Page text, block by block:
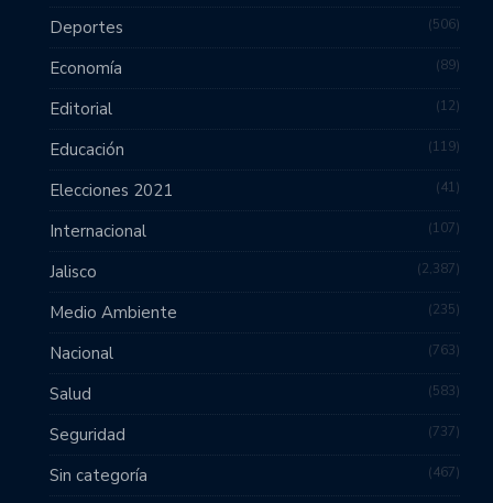
Deportes 506
Economía 89
Editorial 12
Educación 119
Elecciones 2021 41
Internacional 107
Jalisco 2,387
Medio Ambiente 235
Nacional 763
Salud 583
Seguridad 737
Sin categoría 467